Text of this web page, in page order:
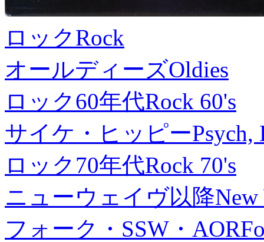
ロックRock
オールディーズOldies
ロック60年代Rock 60's
サイケ・ヒッピーPsych,
ロック70年代Rock 70's
ニューウェイヴ以降New
フォーク・SSW・AOR